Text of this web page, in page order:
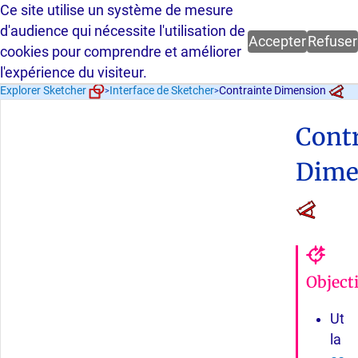
Ce site utilise un système de mesure
d'audience qui nécessite l'utilisation de
cookies pour comprendre et améliorer
l'expérience du visiteur.
Accepter Refuser
Parcours guidé FreeCAD 1.0.2 -
Explorer Sketcher >Interface de Sketcher>Contrainte Dimension
la